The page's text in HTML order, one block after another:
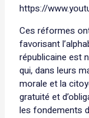
https://
Ces réformes
favorisant
républicaine est
qui, dans leurs
morale et la
gratuité et
les fondements